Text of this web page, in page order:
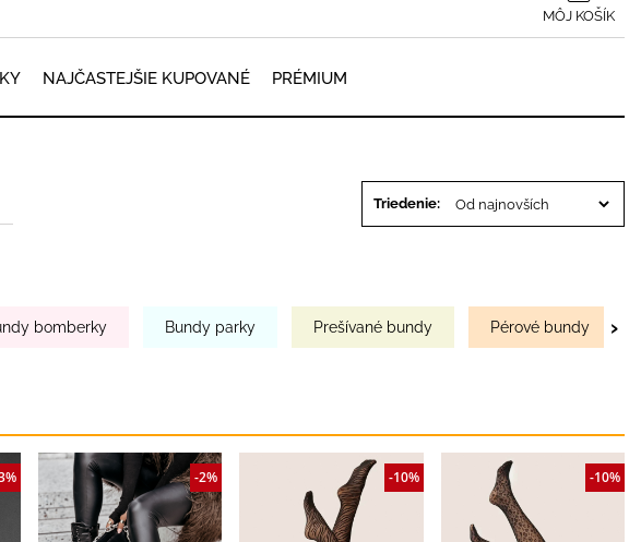
MÔJ KOŠÍK
NAJČASTEJŠIE KUPOVANÉ PRÉMIUM
bomberky Bundy parky Prešívané bundy Pérové bundy ›
Triedenie:
-2% -10% -10%